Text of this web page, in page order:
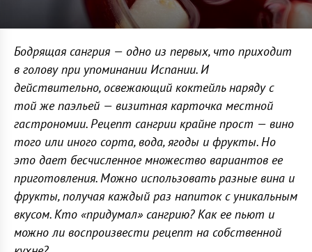
Бодрящая сангрия — одно из первых, что приходит
в голову при упоминании Испании. И
действительно, освежающий коктейль наряду с
той же паэльей — визитная карточка местной
гастрономии. Рецепт сангрии крайне прост — вино
того или иного сорта, вода, ягоды и фрукты. Но
это дает бесчисленное множество вариантов ее
приготовления. Можно использовать разные вина и
фрукты, получая каждый раз напиток с уникальным
вкусом. Кто «придумал» сангрию? Как ее пьют и
можно ли воспроизвести рецепт на собственной